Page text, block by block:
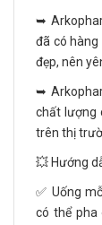
➥
đã có
đẹp, nên
➥
chất lượng
trên thị
💥 Hướng
✅ Uống
có thể pha